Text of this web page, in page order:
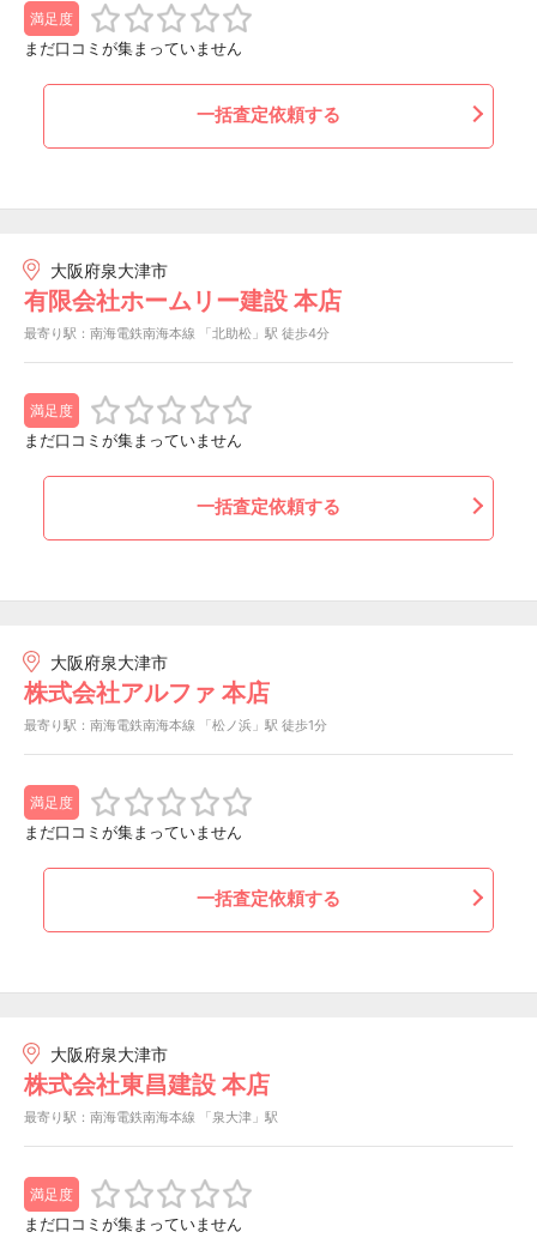
満足度
まだ口コミが集まっていません
一括査定依頼する
大阪府泉大津市
有限会社ホームリー建設 本店
最寄り駅：南海電鉄南海本線 「北助松」駅 徒歩4分
満足度
まだ口コミが集まっていません
一括査定依頼する
大阪府泉大津市
株式会社アルファ 本店
最寄り駅：南海電鉄南海本線 「松ノ浜」駅 徒歩1分
満足度
まだ口コミが集まっていません
一括査定依頼する
大阪府泉大津市
株式会社東昌建設 本店
最寄り駅：南海電鉄南海本線 「泉大津」駅
満足度
まだ口コミが集まっていません